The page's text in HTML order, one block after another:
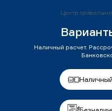
Центр
Наличный расчет.